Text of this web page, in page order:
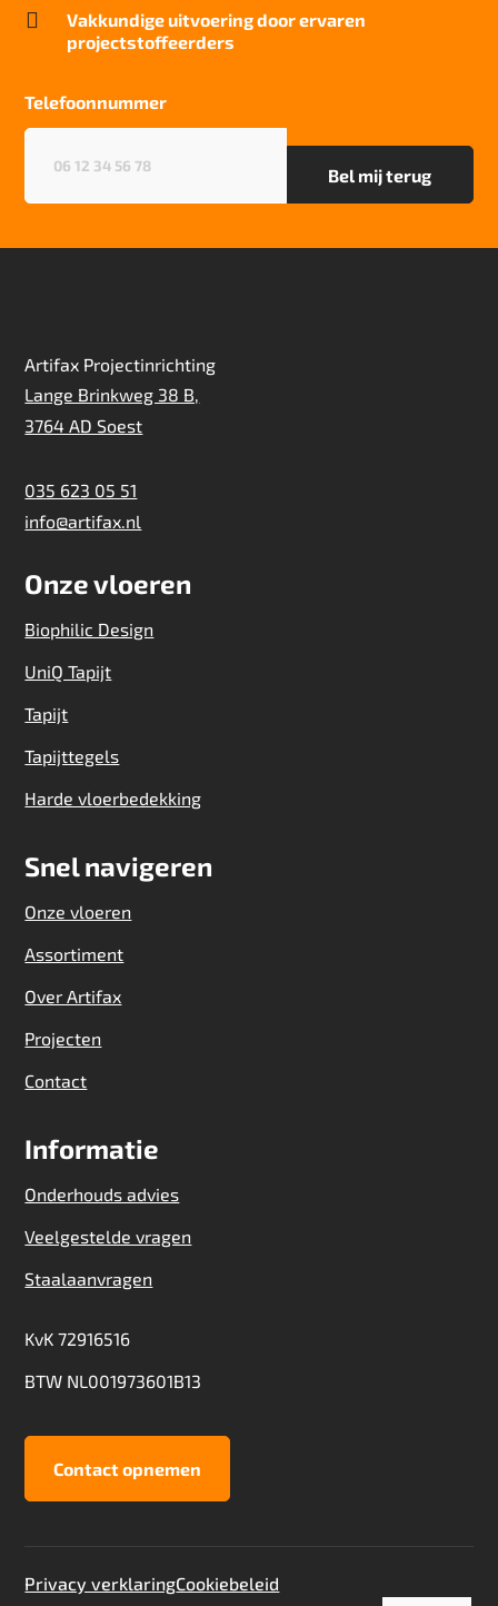
Particulier gebruik
zwaar
zwaar

Vakkundige uitvoering door ervaren
projectstoffeerders
Telefoonnummer
Artifax Projectinrichting
Lange Brinkweg 38 B,
3764 AD Soest
035 623 05 51
info@artifax.nl
Onze vloeren
Biophilic Design
UniQ Tapijt
Tapijt
Tapijttegels
Harde vloerbedekking
Snel navigeren
Onze vloeren
Assortiment
Over Artifax
Projecten
Contact
Informatie
Onderhouds advies
Veelgestelde vragen
Staalaanvragen
KvK 72916516
BTW NL001973601B13
Contact opnemen
Privacy verklaringCookiebeleid